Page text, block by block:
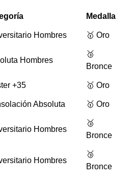
Medalla
Hombres 🥇 Oro
Hombres
🥉
Bronce
+35 🥇 Oro
Absoluta 🥇 Oro
Hombres
🥉
Bronce
Hombres
🥉
Bronce